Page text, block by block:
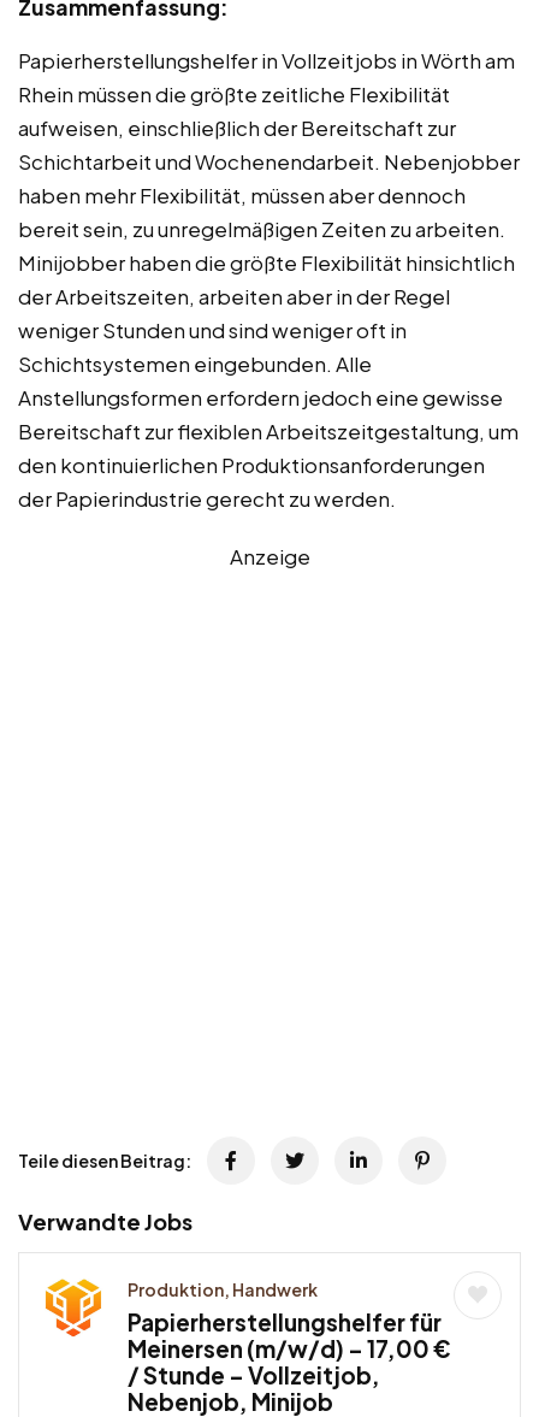
Zusammenfassung:
Papierherstellungshelfer in Vollzeitjobs in Wörth am
Rhein müssen die größte zeitliche Flexibilität
aufweisen, einschließlich der Bereitschaft zur
Schichtarbeit und Wochenendarbeit. Nebenjobber
haben mehr Flexibilität, müssen aber dennoch
bereit sein, zu unregelmäßigen Zeiten zu arbeiten.
Minijobber haben die größte Flexibilität hinsichtlich
der Arbeitszeiten, arbeiten aber in der Regel
weniger Stunden und sind weniger oft in
Schichtsystemen eingebunden. Alle
Anstellungsformen erfordern jedoch eine gewisse
Bereitschaft zur flexiblen Arbeitszeitgestaltung, um
den kontinuierlichen Produktionsanforderungen
der Papierindustrie gerecht zu werden.
Anzeige
Teile diesen Beitrag:
Verwandte Jobs
Produktion, Handwerk
Papierherstellungshelfer für
Meinersen (m/w/d) – 17,00 €
/ Stunde – Vollzeitjob,
Nebenjob, Minijob